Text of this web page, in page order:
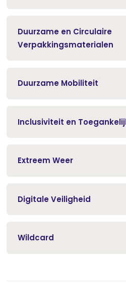
Duurzame en Circulaire
Verpakkingsmaterialen
Duurzame Mobiliteit
Inclusiviteit en
Extreem Weer
Digitale Veiligheid
Wildcard